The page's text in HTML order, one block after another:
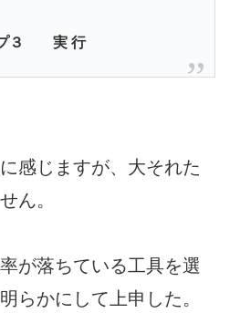
プ３ 実 行
感じますが、大それた
ん。
が落ちている工具を選
らかにして上申した。